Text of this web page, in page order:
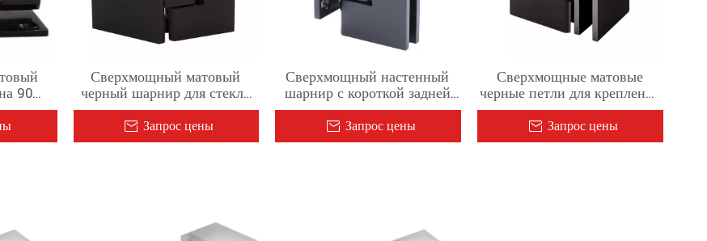
90
до
двери
1/2–
Сверхмощный матовый
черный шарнир для стекла
на 135 градусов
Запрос цены
Сверхмощный настенный
шарнир с короткой задней
пластиной
Запрос цены
Сверхмощные матовые
черные петли для крепления
стекла к стеклу под углом 90
градусов
Запрос цены